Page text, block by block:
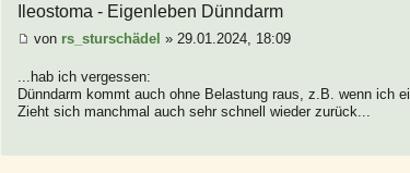
Ileostoma - Eigenleben Dünndarm
von rs_sturschädel » 29.01.2024, 18:09
...hab ich vergessen:
Dünndarm kommt auch ohne Belastung raus, z.B. wenn ich
Zieht sich manchmal auch sehr schnell wieder zurück...